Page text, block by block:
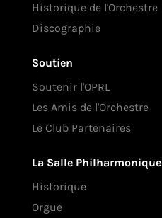
Historique de l'Orchestre
Discographie
Soutien
Soutenir l'OPRL
Les Amis de l'Orchestre
Le Club Partenaires
La Salle Philharmonique
Historique
Orgue